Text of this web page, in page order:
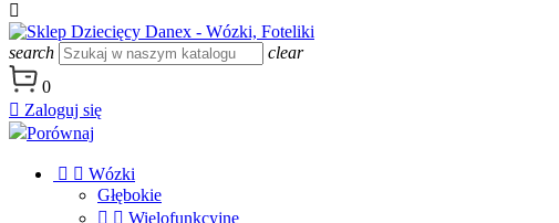

search
clear
0
 Zaloguj się
Porównaj
  Wózki
Głębokie
  Wielofunkcyjne